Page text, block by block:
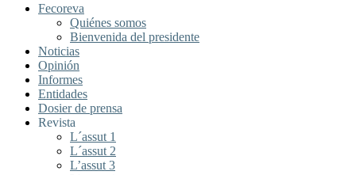
Fecoreva
Quiénes somos
Bienvenida del presidente
Noticias
Opinión
Informes
Entidades
Dosier de prensa
Revista
L´assut 1
L´assut 2
L’assut 3